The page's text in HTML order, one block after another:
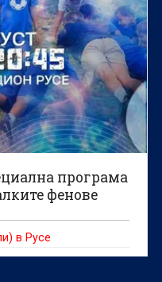
програма
фенове
в Русе